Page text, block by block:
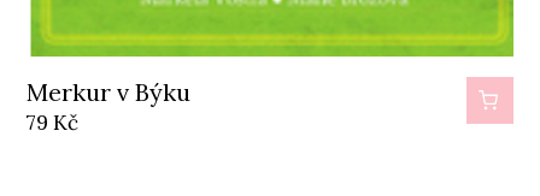
Merkur v Býku
79 Kč